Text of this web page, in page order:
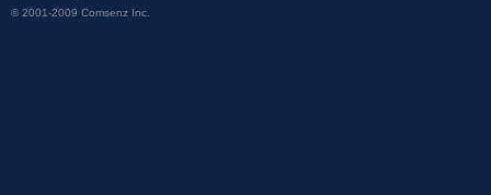
© 2001-2009 Comsenz Inc.